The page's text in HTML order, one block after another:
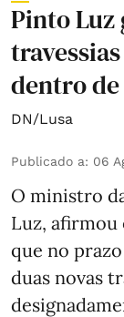
Pinto Luz
dentro de
DN/Lusa
Publicado a: 06
O ministro
Luz, afirmou
que no
duas novas